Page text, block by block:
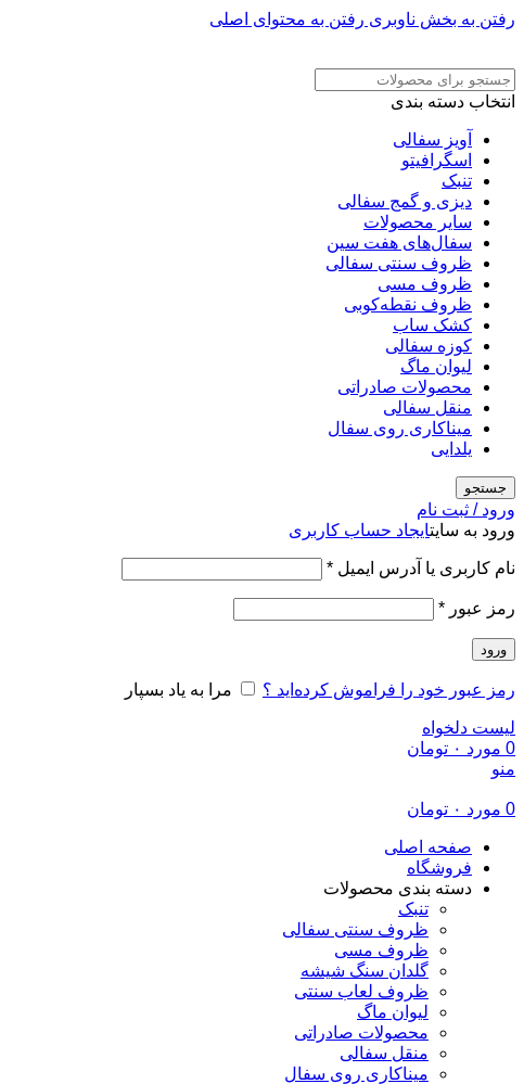
رفتن به بخش ناوبری رفتن به محتوای اصلی
انتخاب دسته بندی
آویز سفالی
اسگرافیتو
تنبک
دیزی و گمج سفالی
سایر محصولات
سفال‌های هفت‌ سین
ظروف سنتی سفالی
ظروف مسی
ظروف نقطه‌کوبی
کشک ساب
کوزه سفالی
لیوان ماگ
محصولات صادراتی
منقل سفالی
میناکاری روی سفال
یلدایی
جستجو
ورود / ثبت نام
ورود به سایتایجاد حساب کاربری
نام کاربری یا آدرس ایمیل *الزامی
رمز عبور *الزامی
ورود
رمز عبور خود را فراموش کرده‌اید ؟ مرا به یاد بسپار
لیست دلخواه
0 مورد ۰ تومان
منو
0 مورد ۰ تومان
صفحه اصلی
فروشگاه
دسته بندی محصولات
تنبک
ظروف سنتی سفالی
ظروف مسی
گلدان سنگ شیشه
ظروف لعاب سنتی
لیوان ماگ
محصولات صادراتی
منقل سفالی
میناکاری روی سفال